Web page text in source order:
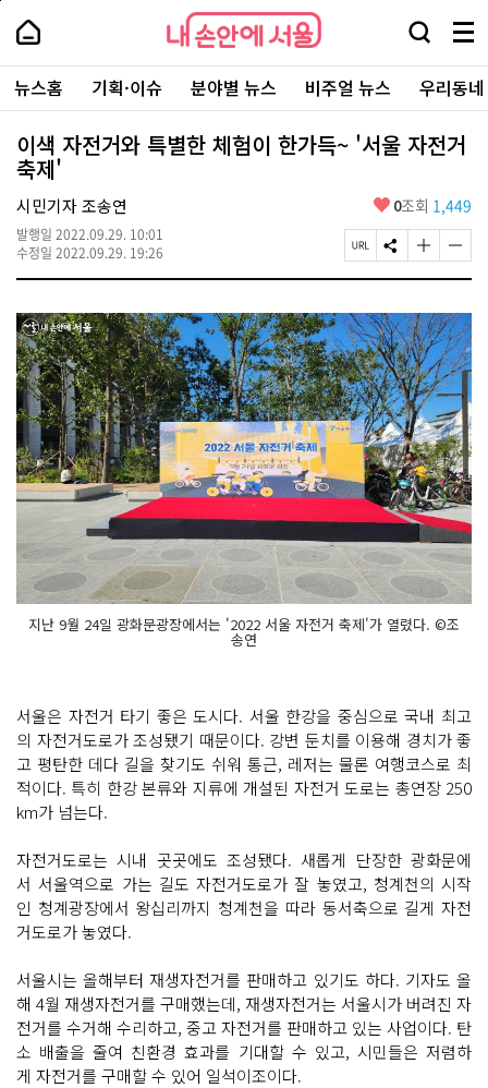
본
로
가
내
손
안
에
서
울
-
서
울
시
대
표
소
통
포
내
손
에
울
검
창
열
기
메
뉴
전
체
보
기
주
요
서
뉴스홈 기획·이슈 분야별 뉴스 비주얼 뉴스 우리동
이색 자전거와 특별한 체험이 한가득~ '서울 자전거
축제'
시민기자 조송연
발행일 2022.09.29. 10:01
수정일 2022.09.29. 19:26
좋
요
0조회 1,449
페
이
U
R
L
복
사
S
N
공
유
하
기
글
자
기
크
게
변
경
하
기
글
자
기
작
게
변
경
하
기
지난 9월 24일 광화문광장에서는 '2022 서울 자전거 축제'가 열렸다. ©조
송연
서울은 자전거 타기 좋은 도시다. 서울 한강을 중심으로 국내 최고
의 자전거도로가 조성됐기 때문이다. 강변 둔치를 이용해 경치가 좋
고 평탄한 데다 길을 찾기도 쉬워 통근, 레저는 물론 여행코스로 최
적이다. 특히 한강 본류와 지류에 개설된 자전거 도로는 총연장 250
km가 넘는다.
자전거도로는 시내 곳곳에도 조성됐다. 새롭게 단장한 광화문에
서 서울역으로 가는 길도 자전거도로가 잘 놓였고, 청계천의 시작
인 청계광장에서 왕십리까지 청계천을 따라 동서축으로 길게 자전
거도로가 놓였다.
서울시는 올해부터 재생자전거를 판매하고 있기도 하다. 기자도 올
해 4월 재생자전거를 구매했는데, 재생자전거는 서울시가 버려진 자
전거를 수거해 수리하고, 중고 자전거를 판매하고 있는 사업이다. 탄
소 배출을 줄여 친환경 효과를 기대할 수 있고, 시민들은 저렴하
게 자전거를 구매할 수 있어 일석이조이다.
페
상
단
로